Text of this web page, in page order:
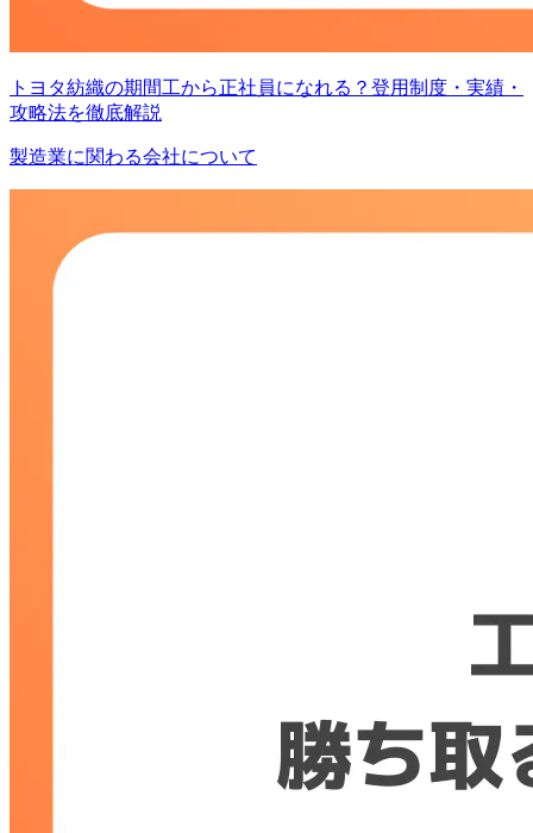
トヨタ紡織の期間工から正社員になれる？登用制度・実績・
攻略法を徹底解説
製造業に関わる会社について